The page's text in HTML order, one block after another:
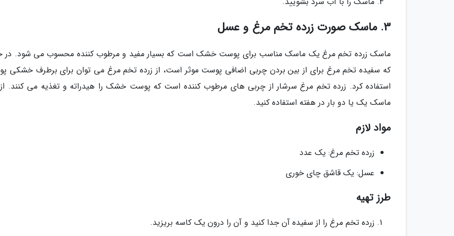
3. ماسک صورت زرده تخم مرغ و عسل
ماسک زرده تخم مرغ یک ماسک مناسب برای پوست خشک است که بسیار مفید و مرطوب کننده محسوب می شود. در
که سفیده تخم مرغ برای از بین بردن چربی اضافی پوست موثر است، از زرده تخم مرغ می توان برای برطرف خشکی
استفاده کرد. زرده تخم مرغ سرشار از چربی های مرطوب کننده است که پوست خشک را هیدراته و تغذیه می کنند.
ماسک یک یا دو بار در هفته استفاده کنید.
مواد لازم
زرده تخم مرغ: یک عدد
عسل: یک قاشق چای خوری
طرز تهیه
زرده تخم مرغ را از سفیده آن جدا کنید و آن را درون یک کاسه بریزید.